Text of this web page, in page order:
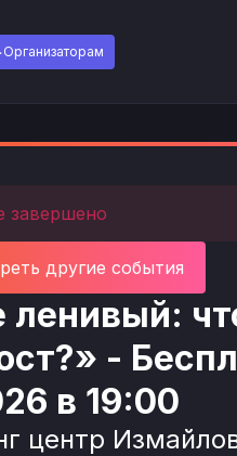
Организаторам
завершено
другие события
ленивый:
-
в 19:00
центр